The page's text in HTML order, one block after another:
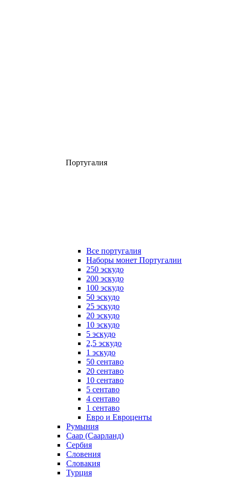
Португалия
Все португалия
Наборы монет Португалии
250 эскудо
200 эскудо
100 эскудо
50 эскудо
25 эскудо
20 эскудо
10 эскудо
5 эскудо
2,5 эскудо
1 эскудо
50 сентаво
20 сентаво
10 сентаво
5 сентаво
4 сентаво
1 сентаво
Евро и Евроценты
Румыния
Саар (Саарланд)
Сербия
Словения
Словакия
Турция